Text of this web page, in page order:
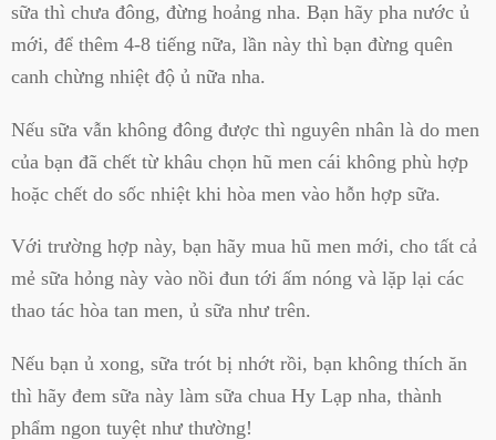
sữa thì chưa đông, đừng hoảng nha. Bạn hãy pha nước ủ
mới, để thêm 4-8 tiếng nữa, lần này thì bạn đừng quên
canh chừng nhiệt độ ủ nữa nha.
Nếu sữa vẫn không đông được thì nguyên nhân là do men
của bạn đã chết từ khâu chọn hũ men cái không phù hợp
hoặc chết do sốc nhiệt khi hòa men vào hỗn hợp sữa.
Với trường hợp này, bạn hãy mua hũ men mới, cho tất cả
mẻ sữa hỏng này vào nồi đun tới ấm nóng và lặp lại các
thao tác hòa tan men, ủ sữa như trên.
Nếu bạn ủ xong, sữa trót bị nhớt rồi, bạn không thích ăn
thì hãy đem sữa này làm sữa chua Hy Lạp nha, thành
phẩm ngon tuyệt như thường!